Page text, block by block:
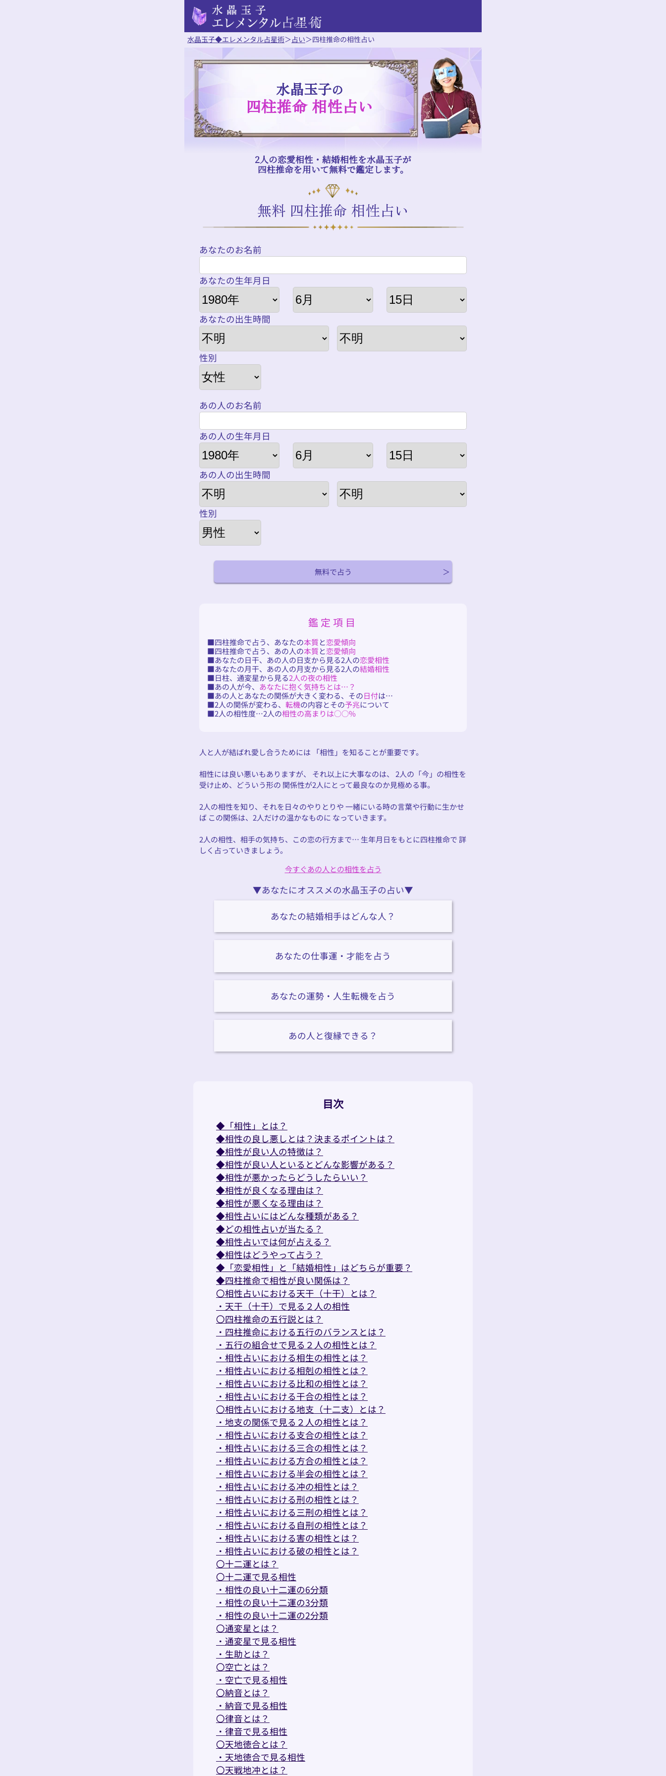
水晶玉子◆エレメンタル占星術＞占い＞四柱推命の相性占い
水晶玉子の
四柱推命 相性占い
2人の恋愛相性・結婚相性を水晶玉子が
四柱推命を用いて無料で鑑定します。
無料 四柱推命 相性占い
あなたのお名前
あなたの生年月日
あなたの出生時間
性別
あの人のお名前
あの人の生年月日
あの人の出生時間
性別
無料で占う
鑑定項目
四柱推命で占う、あなたの本質と恋愛傾向
四柱推命で占う、あの人の本質と恋愛傾向
あなたの日干、あの人の日支から見る2人の恋愛相性
あなたの月干、あの人の月支から見る2人の結婚相性
日柱、通変星から見る2人の夜の相性
あの人が今、 あなたに抱く気持ちとは…？
あの人とあなたの関係が大きく変わる、その日付は…
2人の関係が変わる、転機の内容とその予兆について
2人の相性度…2人の相性の高まりは○○%
人と人が結ばれ愛し合うためには 「相性」を知ることが重要です。
相性には良い悪いもありますが、 それ以上に大事なのは、 2人の「今」の相性を
受け止め、どういう形の 関係性が2人にとって最良なのか見極める事。
2人の相性を知り、それを日々のやりとりや 一緒にいる時の言葉や行動に生かせ
ば この関係は、2人だけの温かなものに なっていきます。
2人の相性、相手の気持ち、この恋の行方まで… 生年月日をもとに四柱推命で 詳
しく占っていきましょう。
今すぐあの人との相性を占う
▼あなたにオススメの水晶玉子の占い▼
あなたの結婚相手はどんな人？
あなたの仕事運・才能を占う
あなたの運勢・人生転機を占う
あの人と復縁できる？
目次
◆「相性」とは？
◆相性の良し悪しとは？決まるポイントは？
◆相性が良い人の特徴は？
◆相性が良い人といるとどんな影響がある？
◆相性が悪かったらどうしたらいい？
◆相性が良くなる理由は？
◆相性が悪くなる理由は？
◆相性占いにはどんな種類がある？
◆どの相性占いが当たる？
◆相性占いでは何が占える？
◆相性はどうやって占う？
◆「恋愛相性」と「結婚相性」はどちらが重要？
◆四柱推命で相性が良い関係は？
〇相性占いにおける天干（十干）とは？
・天干（十干）で見る２人の相性
〇四柱推命の五行説とは？
・四柱推命における五行のバランスとは？
・五行の組合せで見る２人の相性とは？
・相性占いにおける相生の相性とは？
・相性占いにおける相剋の相性とは？
・相性占いにおける比和の相性とは？
・相性占いにおける干合の相性とは？
〇相性占いにおける地支（十二支）とは？
・地支の関係で見る２人の相性とは？
・相性占いにおける支合の相性とは？
・相性占いにおける三合の相性とは？
・相性占いにおける方合の相性とは？
・相性占いにおける半会の相性とは？
・相性占いにおける冲の相性とは？
・相性占いにおける刑の相性とは？
・相性占いにおける三刑の相性とは？
・相性占いにおける自刑の相性とは？
・相性占いにおける害の相性とは？
・相性占いにおける破の相性とは？
〇十二運とは？
〇十二運で見る相性
・相性の良い十二運の6分類
・相性の良い十二運の3分類
・相性の良い十二運の2分類
〇通変星とは？
・通変星で見る相性
・生助とは？
〇空亡とは？
・空亡で見る相性
〇納音とは？
・納音で見る相性
〇律音とは？
・律音で見る相性
〇天地徳合とは？
・天地徳合で見る相性
〇天戦地冲とは？